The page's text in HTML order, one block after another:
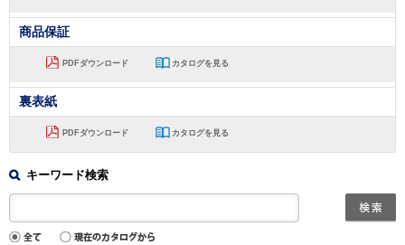
商品保証
PDFダウンロード カタログを見る
裏表紙
PDFダウンロード カタログを見る
キーワード検索